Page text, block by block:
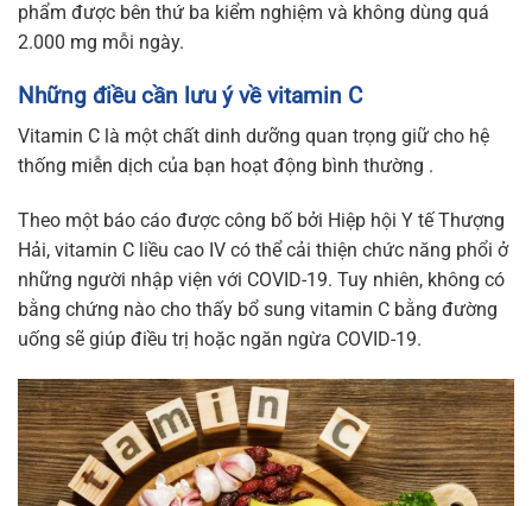
phẩm được bên thứ ba kiểm nghiệm và không dùng quá
2.000 mg mỗi ngày.
Những điều cần lưu ý về vitamin C
Vitamin C là một chất dinh dưỡng quan trọng giữ cho hệ
thống miễn dịch của bạn hoạt động bình thường .
Theo một báo cáo được công bố bởi Hiệp hội Y tế Thượng
Hải, vitamin C liều cao IV có thể cải thiện chức năng phổi ở
những người nhập viện với COVID-19. Tuy nhiên, không có
bằng chứng nào cho thấy bổ sung vitamin C bằng đường
uống sẽ giúp điều trị hoặc ngăn ngừa COVID-19.